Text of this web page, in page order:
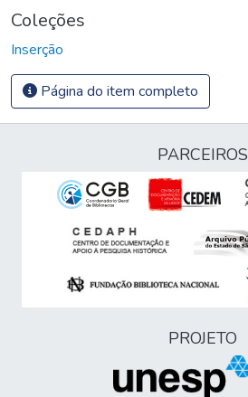
Coleções
Inserção
Página do item completo
PARCEIROS
PROJETO